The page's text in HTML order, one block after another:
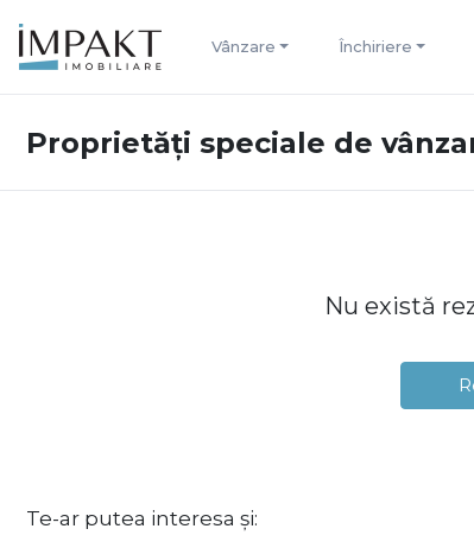
Vânzare Închiriere
Proprietăți speciale de
Nu există
Te-ar putea interesa și: